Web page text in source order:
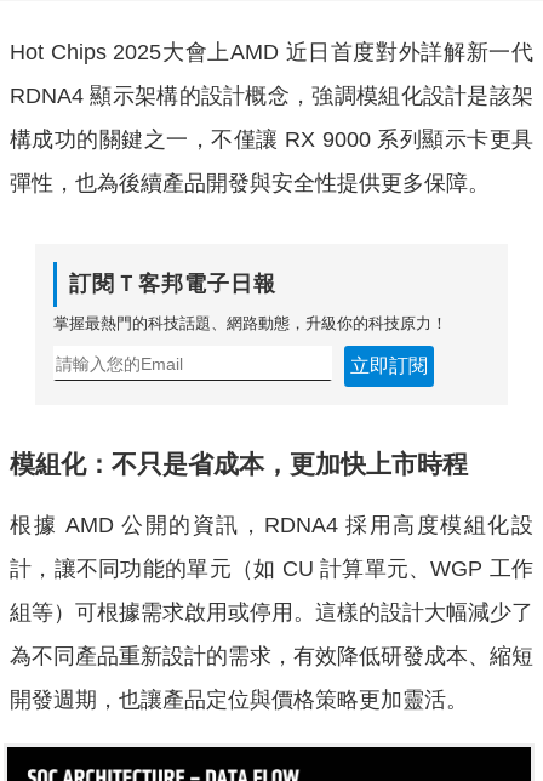
Hot Chips 2025大會上AMD 近日首度對外詳解新一代
RDNA4 顯示架構的設計概念，強調模組化設計是該架
構成功的關鍵之一，不僅讓 RX 9000 系列顯示卡更具
彈性，也為後續產品開發與安全性提供更多保障。
訂閱Ｔ客邦電子日報
掌握最熱門的科技話題、網路動態，升級你的科技原力！
立即訂閱
模組化：不只是省成本，更加快上市時程
根據 AMD 公開的資訊，RDNA4 採用高度模組化設
計，讓不同功能的單元（如 CU 計算單元、WGP 工作
組等）可根據需求啟用或停用。這樣的設計大幅減少了
為不同產品重新設計的需求，有效降低研發成本、縮短
開發週期，也讓產品定位與價格策略更加靈活。